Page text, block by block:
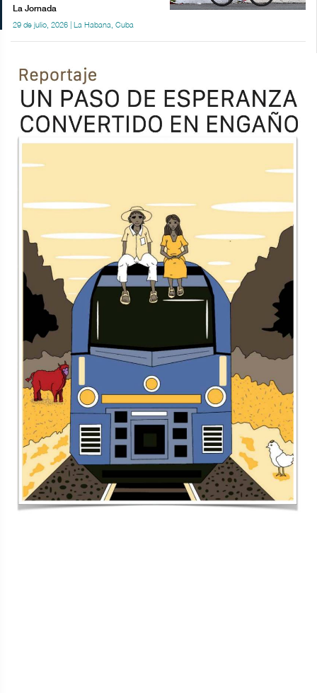
La Jornada
29 de julio, 2026 | La Habana, Cuba